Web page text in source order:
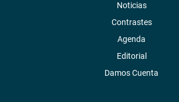
Noticias
Contrastes
Agenda
Editorial
Damos Cuenta